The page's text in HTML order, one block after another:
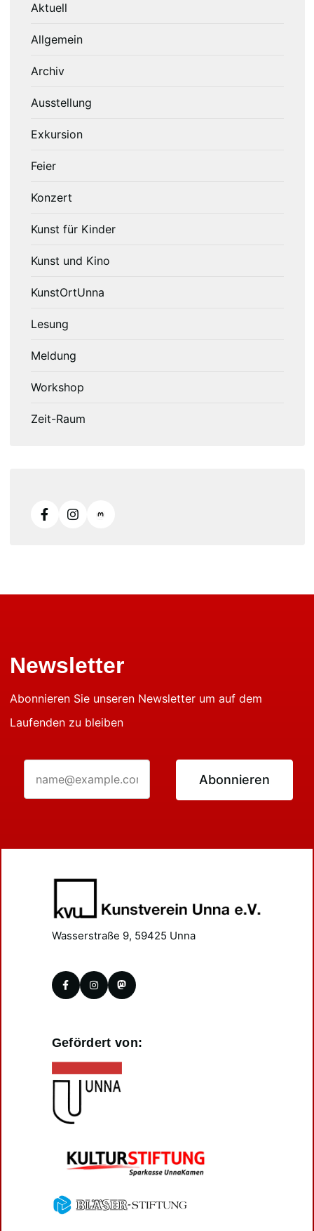
Aktuell
Allgemein
Archiv
Ausstellung
Exkursion
Feier
Konzert
Kunst für Kinder
Kunst und Kino
KunstOrtUnna
Lesung
Meldung
Workshop
Zeit-Raum
Newsletter
Abonnieren Sie unseren Newsletter um auf dem
Laufenden zu bleiben
Abonnieren
Wasserstraße 9, 59425 Unna
Gefördert von: